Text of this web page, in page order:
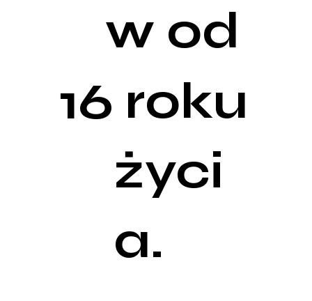
w od
16 roku
życi
a.